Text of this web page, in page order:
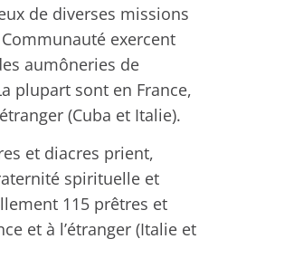
de diverses missions
exercent
aumôneries de
plupart sont en France,
(Cuba et Italie).
et diacres prient,
spirituelle et
115 prêtres et
et à l’étranger (Italie et